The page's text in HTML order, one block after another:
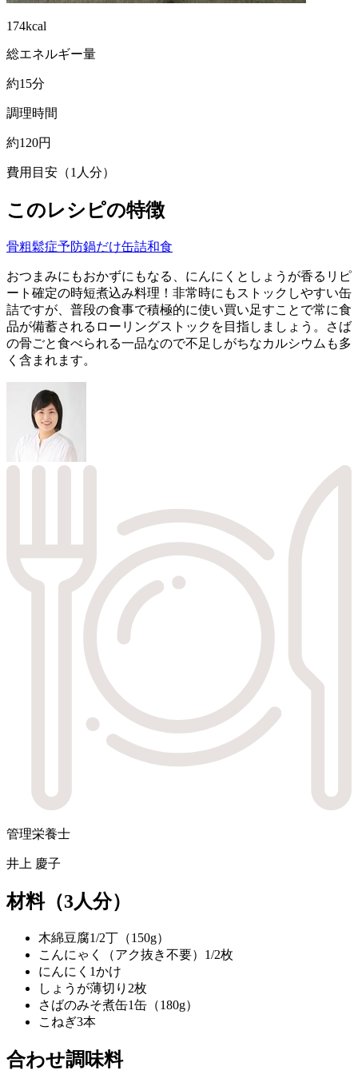
174kcal
総エネルギー量
約15分
調理時間
約120円
費用目安（1人分）
このレシピの特徴
骨粗鬆症予防鍋だけ缶詰和食
おつまみにもおかずにもなる、にんにくとしょうが香るリピ
ート確定の時短煮込み料理！非常時にもストックしやすい缶
詰ですが、普段の食事で積極的に使い買い足すことで常に食
品が備蓄されるローリングストックを目指しましょう。さば
の骨ごと食べられる一品なので不足しがちなカルシウムも多
く含まれます。
管理栄養士
井上 慶子
材料（3人分）
木綿豆腐1/2丁（150g）
こんにゃく（アク抜き不要） 1/2枚
にんにく 1かけ
しょうが薄切り2枚
さばのみそ煮缶1缶（180g）
こねぎ3本
合わせ調味料